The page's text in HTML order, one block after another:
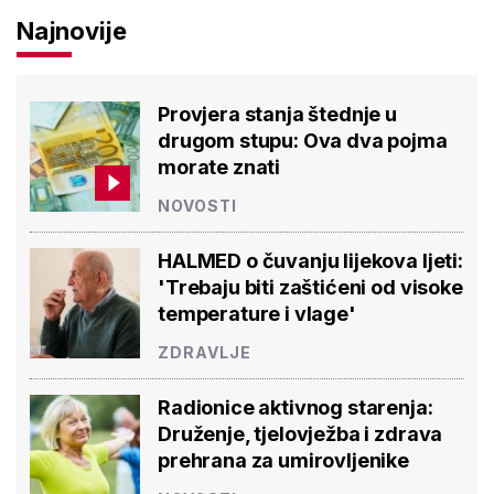
Najnovije
Provjera stanja štednje u
drugom stupu: Ova dva pojma
morate znati
NOVOSTI
HALMED o čuvanju lijekova ljeti:
'Trebaju biti zaštićeni od visoke
temperature i vlage'
ZDRAVLJE
Radionice aktivnog starenja:
Druženje, tjelovježba i zdrava
prehrana za umirovljenike